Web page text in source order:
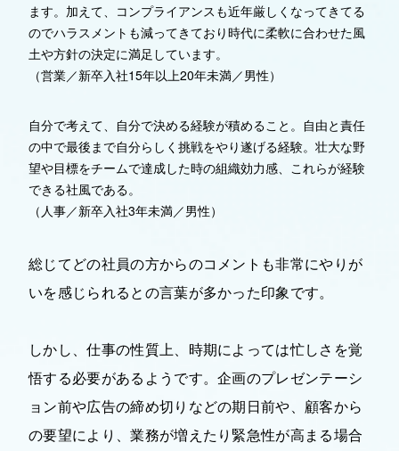
ます。加えて、コンプライアンスも近年厳しくなってきてる
のでハラスメントも減ってきており時代に柔軟に合わせた風
土や方針の決定に満足しています。
（営業／新卒入社15年以上20年未満／男性）
自分で考えて、自分で決める経験が積めること。自由と責任
の中で最後まで自分らしく挑戦をやり遂げる経験。壮大な野
望や目標をチームで達成した時の組織効力感、これらが経験
できる社風である。
（人事／新卒入社3年未満／男性）
総じてどの社員の方からのコメントも非常にやりが
いを感じられるとの言葉が多かった印象です。
しかし、仕事の性質上、時期によっては忙しさを覚
悟する必要があるようです。企画のプレゼンテーシ
ョン前や広告の締め切りなどの期日前や、顧客から
の要望により、業務が増えたり緊急性が高まる場合